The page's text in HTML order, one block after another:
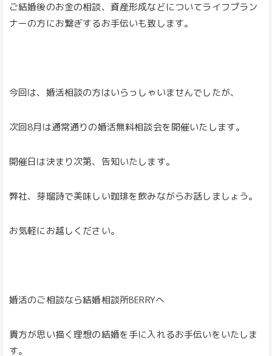
ご結婚後のお金の相談、資産形成などについてライフプラン
ナーの方にお繋ぎするお手伝いも致します。
今回は、婚活相談の方はいらっしゃいませんでしたが、
次回8月は通常通りの婚活無料相談会を開催いたします。
開催日は決まり次第、告知いたします。
弊社、芽瑠詩で美味しい珈琲を飲みながらお話しましょう。
お気軽にお越しください。
婚活のご相談なら結婚相談所BERRYへ
貴方が思い描く理想の結婚を手に入れるお手伝いをいたしま
す。